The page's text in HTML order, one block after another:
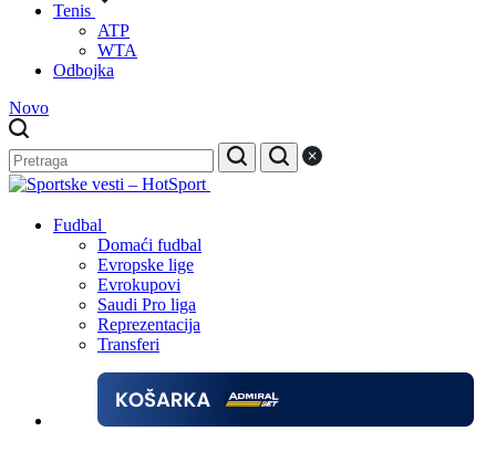
Tenis
ATP
WTA
Odbojka
Novo
Fudbal
Domaći fudbal
Evropske lige
Evrokupovi
Saudi Pro liga
Reprezentacija
Transferi